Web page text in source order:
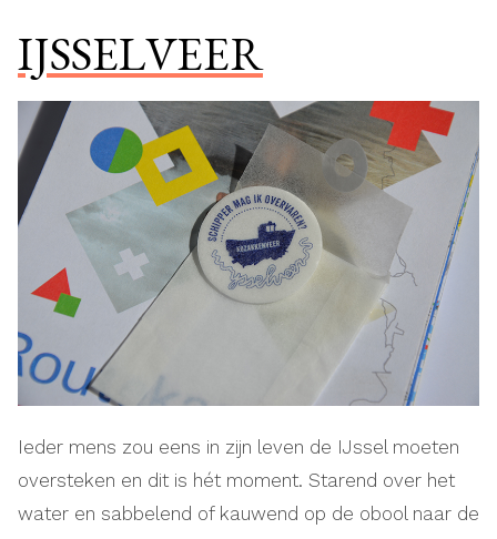
IJSSELVEER
Ieder mens zou eens in zijn leven de IJssel moeten
oversteken en dit is hét moment. Starend over het
water en sabbelend of kauwend op de obool naar de